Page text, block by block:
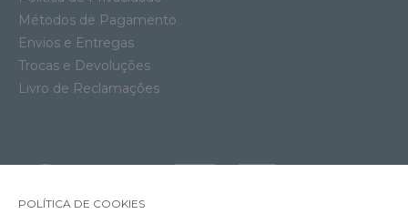
Métodos de Pagamento
Envios e Entregas
Trocas e Devoluções
Livro de Reclamações
POLÍTICA DE COOKIES